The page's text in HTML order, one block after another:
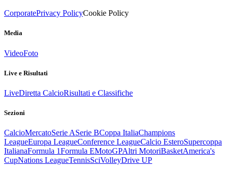
CorporatePrivacy PolicyCookie Policy
Media
VideoFoto
Live e Risultati
LiveDiretta CalcioRisultati e Classifiche
Sezioni
CalcioMercatoSerie ASerie BCoppa ItaliaChampions
LeagueEuropa LeagueConference LeagueCalcio EsteroSupercoppa
ItalianaFormula 1Formula EMotoGPAltri MotoriBasketAmerica's
CupNations LeagueTennisSciVolleyDrive UP